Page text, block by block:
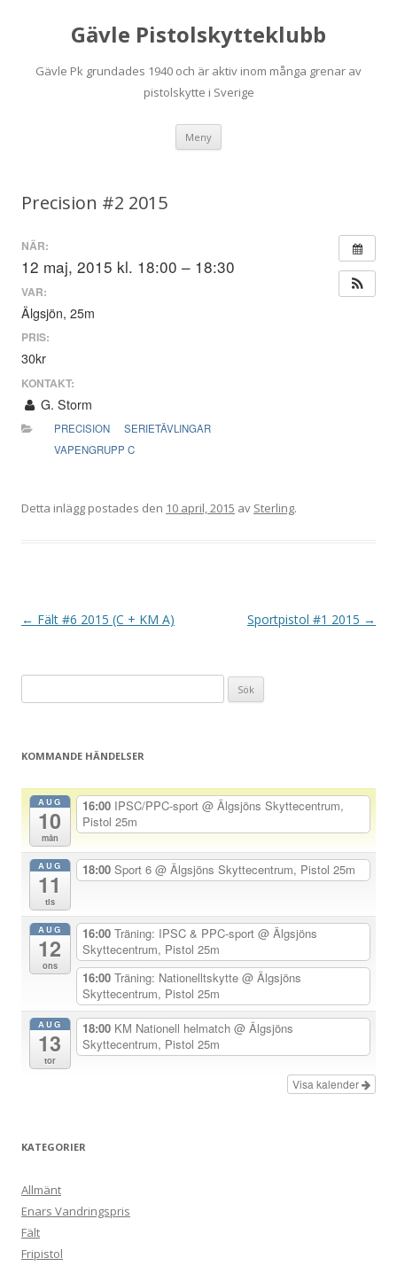
Gävle Pistolskytteklubb
Gävle Pk grundades 1940 och är aktiv inom många grenar av
pistolskytte i Sverige
Meny
Precision #2 2015
NÄR:
12 maj, 2015 kl. 18:00 – 18:30
VAR:
Älgsjön, 25m
PRIS:
30kr
KONTAKT:
G. Storm
PRECISION
SERIETÄVLINGAR
VAPENGRUPP C
Detta inlägg postades den 10 april, 2015 av Sterling.
I
n
e
g
← Fält #6 2015 (C + KM A) Sportpistol #1 2015 →
efter:
KOMMANDE HÄNDELSER
AUG
10
mån
16:00 IPSC/PPC-sport @ Älgsjöns Skyttecentrum,
Pistol 25m
AUG
11
tis
18:00 Sport 6 @ Älgsjöns Skyttecentrum, Pistol 25m
AUG
12
ons
16:00 Träning: IPSC & PPC-sport @ Älgsjöns
Skyttecentrum, Pistol 25m
16:00 Träning: Nationelltskytte @ Älgsjöns
Skyttecentrum, Pistol 25m
AUG
13
tor
18:00 KM Nationell helmatch @ Älgsjöns
Skyttecentrum, Pistol 25m
Visa kalender
KATEGORIER
Allmänt
Enars Vandringspris
Fält
Fripistol